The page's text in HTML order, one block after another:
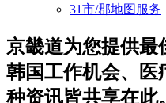
31市/郡地图服务
京畿道为您提供最
韩国工作机会、医
种资讯皆共享在此。